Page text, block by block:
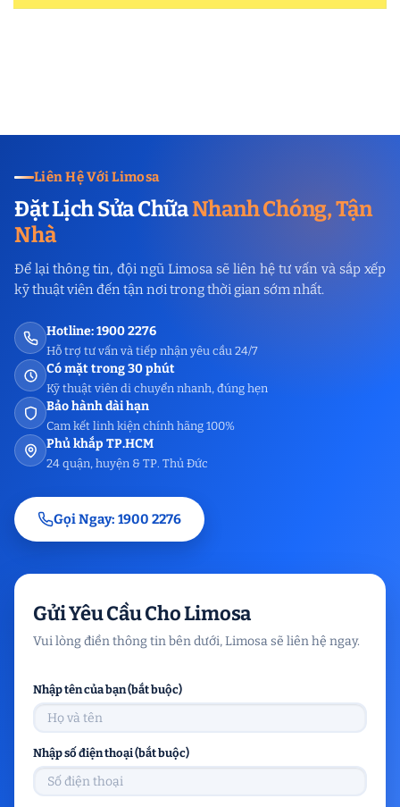
Liên Hệ Với Limosa
Đặt Lịch Sửa ChữaNhanh Chóng, Tận
Nhà
Để lại thông tin, đội ngũ Limosa sẽ liên hệ tư vấn và sắp xếp
kỹ thuật viên đến tận nơi trong thời gian sớm nhất.
Hotline: 1900 2276
Hỗ trợ tư vấn và tiếp nhận yêu cầu 24/7
Có mặt trong 30 phút
Kỹ thuật viên di chuyển nhanh, đúng hẹn
Bảo hành dài hạn
Cam kết linh kiện chính hãng 100%
Phủ khắp TP.HCM
24 quận, huyện & TP. Thủ Đức
Gọi Ngay: 1900 2276
Gửi Yêu Cầu Cho Limosa
Vui lòng điền thông tin bên dưới, Limosa sẽ liên hệ ngay.
Nhập tên của bạn (bắt buộc)
Nhập số điện thoại (bắt buộc)